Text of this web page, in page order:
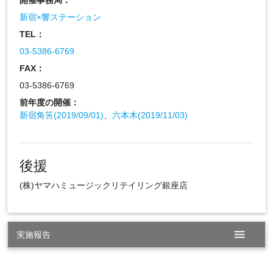
新宿×響ステーション
TEL：
03-5386-6769
FAX：
03-5386-6769
前年度の開催：
新宿角筈(2019/09/01)
六本木(2019/11/03)
後援
(株)ヤマハミュージックリテイリング銀座店
実施報告 menu